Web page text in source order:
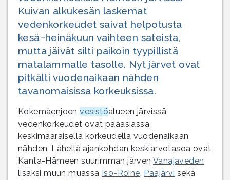
Kuivan alkukesän laskemat
vedenkorkeudet saivat helpotusta
kesä−heinäkuun vaihteen sateista,
mutta jäivät silti paikoin tyypillistä
matalammalle tasolle. Nyt järvet ovat
pitkälti vuodenaikaan nähden
tavanomaisissa korkeuksissa.
Kokemäenjoenvesistöalueen järvissä
vedenkorkeudet ovat pääasiassa
keskimääräisellä korkeudella vuodenaikaan
nähden. Lähellä ajankohdan keskiarvotasoa ovat
Kanta-Hämeen suurimman järven Vanajaveden
lisäksi muun muassa Iso-Roine, Pääjärvi sekä